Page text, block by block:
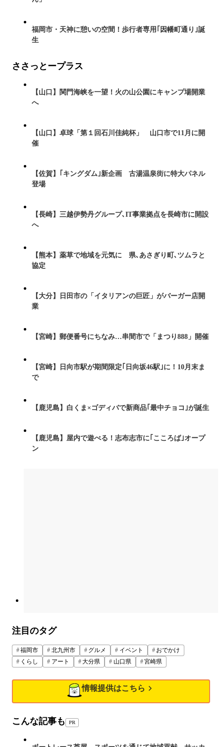
福岡市・天神に憩いの空間！歩行者専用｢因幡町通り｣誕
生
ささっとープラス
【山口】関門海峡を一望！火の山公園にキャンプ場開業
へ
【山口】卓球「第１回石川佳純杯」 山口市で11月に開
催
【佐賀】｢キングダム｣新企画 古湯温泉街に特大パネル
登場
【長崎】三越伊勢丹グループ､IT事業拠点を長崎市に開設
へ
【熊本】薬草で地域を元気に 県､あさぎり町､ツムラと
協定
【大分】日田市の「イタリアンの巨匠」がバーガー店開
業
【宮崎】郵便番号にちなみ…串間市で「まつり888」開催
【宮崎】日向市駅が期間限定｢日向坂46駅｣に！10月末ま
で
【鹿児島】白くま×ゴディバで新商品｢最中チョコ｣が誕生
【鹿児島】屋内で遊べる！志布志市に｢こころば｣オープ
ン
注目のタグ
福岡市 北九州市 グルメ イベント
おでかけ
くらし
アート 大分県 山口県 宮崎県
情報提供はこちら
こんな記事も PR